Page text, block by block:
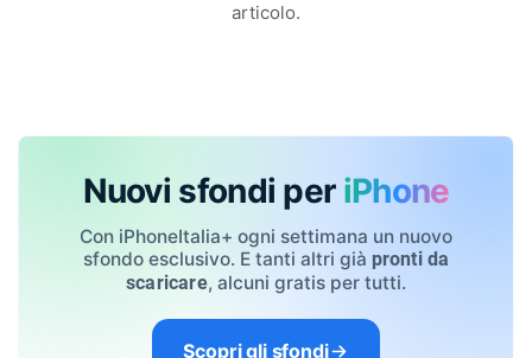
articolo.
Nuovi sfondi per iPhone
Con iPhoneItalia+ ogni settimana un nuovo
sfondo esclusivo. E tanti altri già pronti da
scaricare, alcuni gratis per tutti.
Scopri gli sfondi